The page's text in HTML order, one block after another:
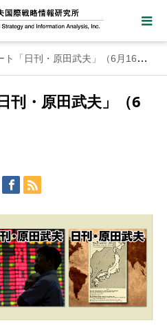
日刊・原田武夫」（6月16日号）
・原田武夫」（6